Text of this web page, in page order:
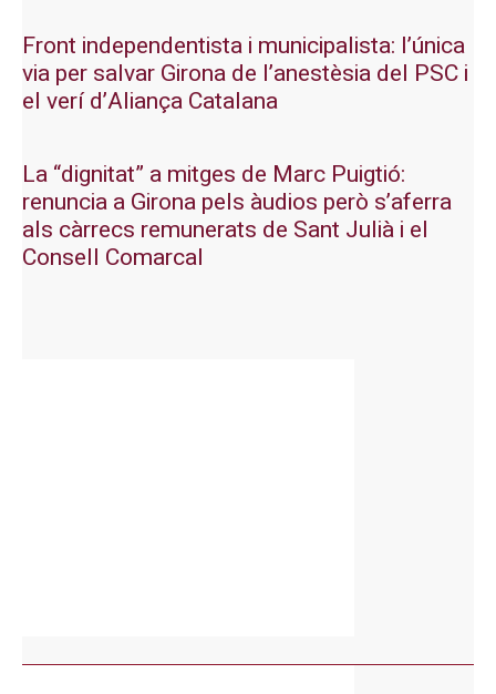
Front independentista i municipalista: l’única
via per salvar Girona de l’anestèsia del PSC i
el verí d’Aliança Catalana
La “dignitat” a mitges de Marc Puigtió:
renuncia a Girona pels àudios però s’aferra
als càrrecs remunerats de Sant Julià i el
Consell Comarcal